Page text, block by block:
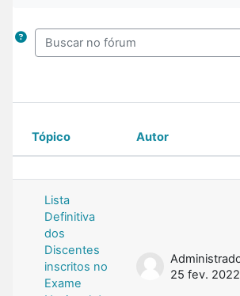
Buscar no fórum
Status
Tópico Autor
Lista
Definitiva
dos
Discentes
inscritos no
Exame
25 fev. 2022